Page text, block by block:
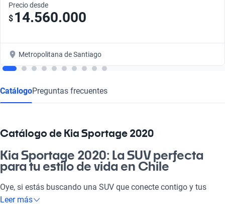
Precio desde
$ 14.560.000
Metropolitana de Santiago
CatálogoPreguntas frecuentes
Catálogo de Kia Sportage 2020
Kia Sportage 2020: La SUV perfecta
para tu estilo de vida en Chile
Oye, si estás buscando una SUV que conecte contigo y tus
necesidades, el Kia Sportage 2020 es la raja. Te ofrece el
Leer más